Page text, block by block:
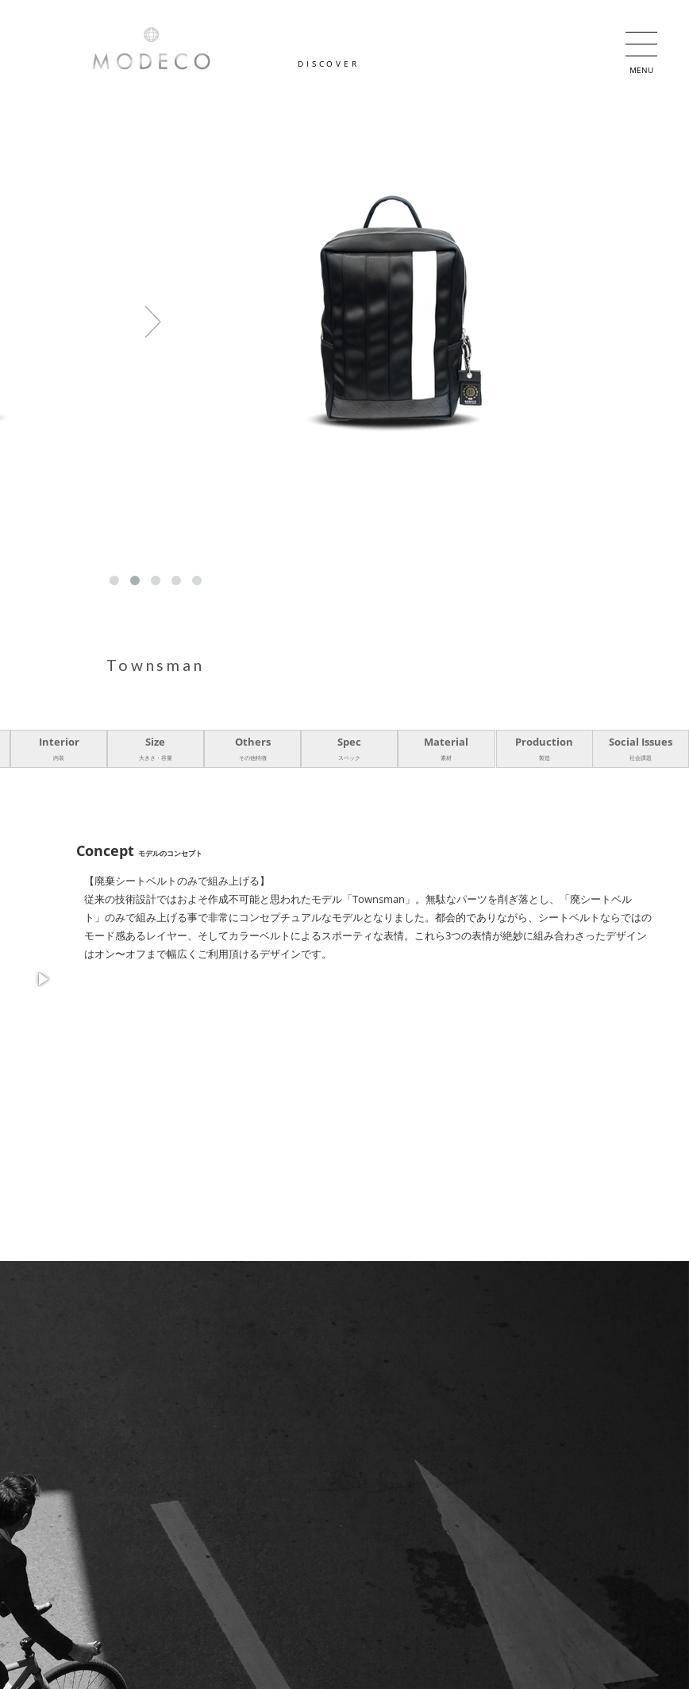
DISCOVER
Townsman
Concept モデルのコンセプト
【廃棄シートベルトのみで組み上げる】
従来の技術設計ではおよそ作成不可能と思われたモデル「Townsman」。無駄なパーツを削ぎ落とし、「廃シートベル
ト」のみで組み上げる事で非常にコンセプチュアルなモデルとなりました。都会的でありながら、シートベルトならではの
モード感あるレイヤー、そしてカラーベルトによるスポーティな表情。これら3つの表情が絶妙に組み合わさったデザイン
はオン〜オフまで幅広くご利用頂けるデザインです。
Interior
内装
Size
大きさ・容量
Others
その他特徴
Spec
スペック
Material
素材
Production
製造
Social Issues
社会課題
MENU